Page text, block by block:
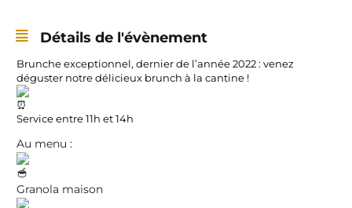
Détails de l'évènement
Brunche exceptionnel, dernier de l’année 2022 : venez
déguster notre délicieux brunch à la cantine !
Service entre 11h et 14h
Au menu :
Granola maison